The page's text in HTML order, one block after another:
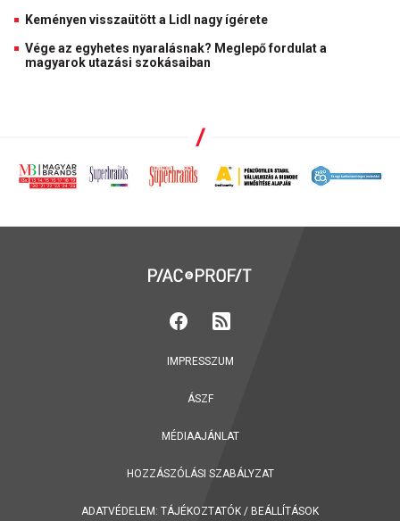
Keményen visszaütött a Lidl nagy ígérete
Vége az egyhetes nyaralásnak? Meglepő fordulat a
magyarok utazási szokásaiban
IMPRESSZUM
ÁSZF
MÉDIAAJÁNLAT
HOZZÁSZÓLÁSI SZABÁLYZAT
ADATVÉDELEM: TÁJÉKOZTATÓK / BEÁLLÍTÁSOK